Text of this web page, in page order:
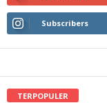
Subscribers